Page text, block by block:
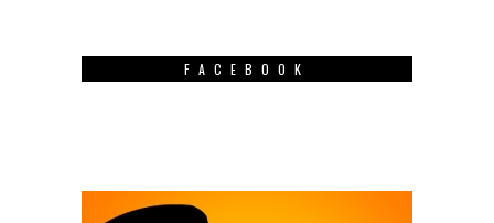
FACEBOOK